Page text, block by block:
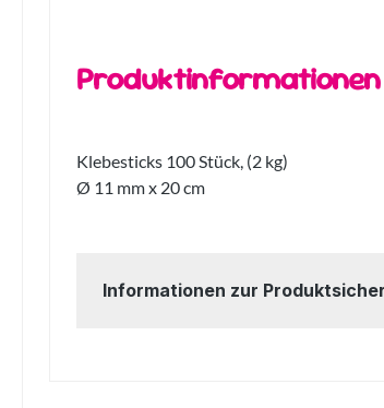
Produktinformationen
Klebesticks 100 Stück, (2 kg)
Ø 11 mm x 20 cm
Informationen zur